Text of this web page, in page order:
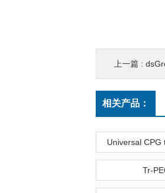
上一篇 :
相关产品：
Universal CPG
Tr-